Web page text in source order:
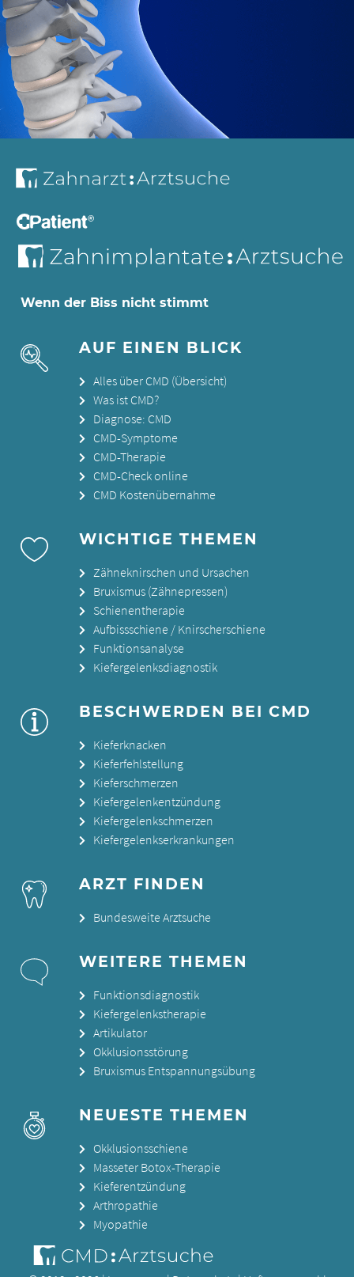
Wenn der Biss nicht stimmt
AUF EINEN BLICK
Alles über CMD (Übersicht)
Was ist CMD?
Diagnose: CMD
CMD-Symptome
CMD-Therapie
CMD-Check online
CMD Kostenübernahme
WICHTIGE THEMEN
Zähneknirschen und Ursachen
Bruxismus (Zähnepressen)
Schienentherapie
Aufbissschiene / Knirscherschiene
Funktionsanalyse
Kiefergelenksdiagnostik
BESCHWERDEN BEI CMD
Kieferknacken
Kieferfehlstellung
Kieferschmerzen
Kiefergelenkentzündung
Kiefergelenkschmerzen
Kiefergelenkserkrankungen
ARZT FINDEN
Bundesweite Arztsuche
WEITERE THEMEN
Funktionsdiagnostik
Kiefergelenkstherapie
Artikulator
Okklusionsstörung
Bruxismus Entspannungsübung
NEUESTE THEMEN
Okklusionsschiene
Masseter Botox-Therapie
Kieferentzündung
Arthropathie
Myopathie